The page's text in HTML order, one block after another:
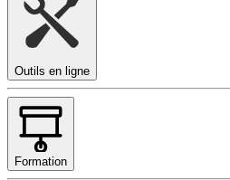
Outils en ligne
Formation